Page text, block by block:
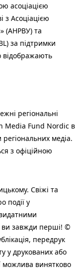
асоціацією
з Асоціацією
(АНРВУ) та
за підтримки
відображають
регіональні
Media Fund Nordic в
регіональних медіа.
з офіційною
Свіжі та
події у
ви завжди перші! ©
передрук
у друкованих або
можлива винятково